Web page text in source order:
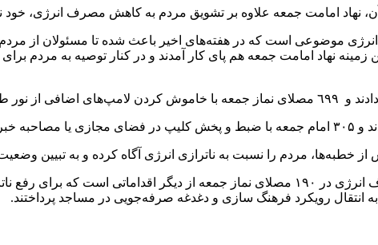
نهاد امامت جمعه علاوه بر تشویق مردم به کاهش مصرف انرژی، خود
موضوعی است که در هفته‌های اخیر باعث شده تا مسئولان از
کمتر راه‌اندازی شد. در این زمینه نهاد امامت جمعه هم پای کار آمدند و در کنار
انتقال رویکرد فرهنگ سازی و دغدغه صرفه‌جویی در مساجد پرداختند.